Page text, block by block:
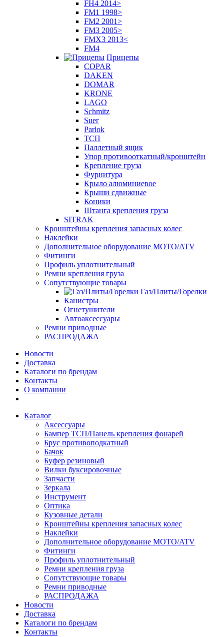
FH4 2014>
FM1 1998>
FM2 2001>
FM3 2005>
FMX3 2013<
FM4
Прицепы
COPAR
DAKEN
DOMAR
KRONE
LAGO
Schmitz
Suer
Parlok
ТСП
Паллетный ящик
Упор противооткатный/кронштейн
Крепление груза
Фурнитура
Крыло алюминиевое
Крыши сдвижные
Коники
Штанга крепления груза
SITRAK
Кронштейны крепления запасных колес
Наклейки
Дополнительное оборудование MOTO/ATV
Фитинги
Профиль уплотнительный
Ремни крепления груза
Сопутствующие товары
Газ/Плиты/Горелки
Канистры
Огнетушители
Автоаксессуары
Ремни приводные
РАСПРОДАЖА
Новости
Доставка
Каталоги по брендам
Контакты
О компании
Каталог
Аксессуары
Бампер ТСП/Панель крепления фонарей
Брус противоподкатный
Бачок
Буфер резиновый
Вилки буксировочные
Запчасти
Зеркала
Инструмент
Оптика
Кузовные детали
Кронштейны крепления запасных колес
Наклейки
Дополнительное оборудование MOTO/ATV
Фитинги
Профиль уплотнительный
Ремни крепления груза
Сопутствующие товары
Ремни приводные
РАСПРОДАЖА
Новости
Доставка
Каталоги по брендам
Контакты